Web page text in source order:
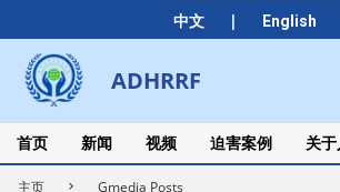
中文 | English
to
content
ADHRRF
Secondary
Navigation
Menu
首页 新闻 视频 迫害案例 关于
主页 Gmedia Posts